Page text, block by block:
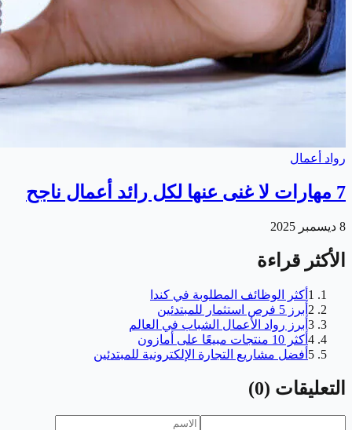
رواد أعمال
7 مهارات لا غنى عنها لكل رائد أعمال ناجح
8 ديسمبر 2025
الأكثر قراءة
1 أكثر الوظائف المطلوبة في كندا
2 أبرز 5 فرص استثمار للمبتدئين
3 أبرز رواد الأعمال الشباب في العالم
4 أكثر 10 منتجات مبيعًا على أمازون
5 أفضل مشاريع التجارة الإلكترونية للمبتدئين
التعليقات (
0
)